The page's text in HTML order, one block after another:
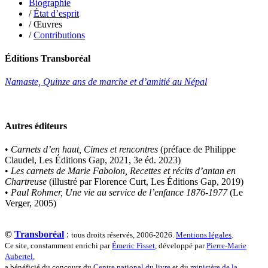
Laheurte Marielle
Lamotte Aymeric de
Lanni Dominique
Lanouguère-Bruneau Virginie
Lautier-Gaud Jean
Leblanc Léopoldine
Leblay Julien
Lemire Olivier
Lobo Éric
Lodoidamba Chadraabalyn
Loireau Alexis
Loquet Denis
Lutz Philippe
Luzzatto-Béjanin Béatrice
Marcel Patrick
Marthaler Claude
Mathé Brian
Biographie
/État d’esprit
/ Œuvres
/Contributions
Éditions Transboréal
Namaste, Quinze ans de marche et d’amitié au Népal
Autres éditeurs
• Carnets d’en haut, Cimes et rencontres (préface de Philippe
Claudel, Les Éditions Gap, 2021, 3e éd. 2023)
• Les carnets de Marie Fabolon, Recettes et récits d’antan en
Chartreuse (illustré par Florence Curt, Les Éditions Gap, 2019)
• Paul Rohmer, Une vie au service de l’enfance 1876-1977(Le
Verger, 2005)
© Transboréal : tous droits réservés, 2006-2026. Mentions légales
Ce site, constamment enrichi parÉmeric Fisset , développé parPierre-Marie
Aubertel